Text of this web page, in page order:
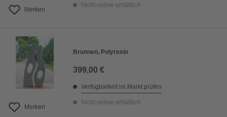
Merken
Nicht online erhältlich
Merken
Brunnen, Polyresin
399,00 €
Verfügbarkeit im Markt prüfen
Nicht online erhältlich